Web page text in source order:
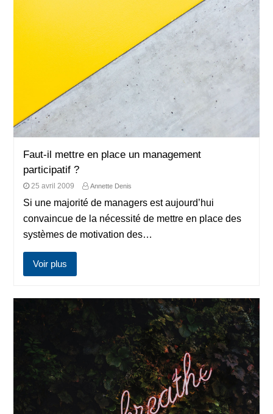
Faut-il mettre en place un management
participatif ?
25 avril 2009 Annette Denis
Si une majorité de managers est aujourd’hui
convaincue de la nécessité de mettre en place des
systèmes de motivation des…
Voir plus